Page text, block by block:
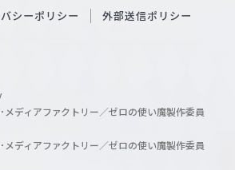
O
i
l
シーポリシー 外部送信ポリシー
ディアファクトリー／ゼロの使い魔製作委員
ディアファクトリー／ゼロの使い魔製作委員